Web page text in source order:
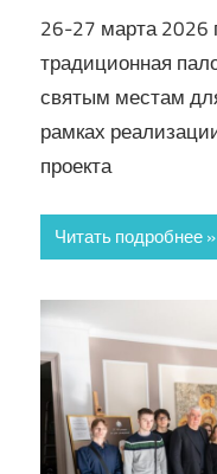
26-27 марта 2026
традиционная
святым местам
рамках
проекта
Читать подробнее